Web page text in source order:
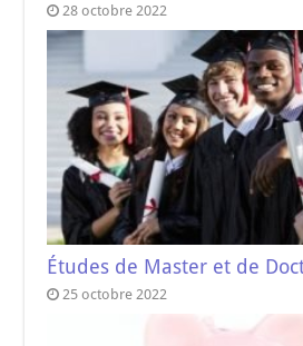
28 octobre 2022
Études de Master et de
25 octobre 2022